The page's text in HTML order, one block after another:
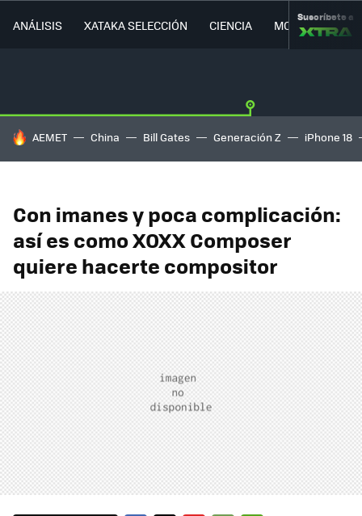
ANÁLISIS XATAKA SELECCIÓN CIENCIA MOVILIDAD
Suscríbete a
HOY SE HABLA DE
AEMET China Bill Gates Generación Z iPhone 18
Con imanes y poca complicación:
así es como XOXX Composer
quiere hacerte compositor